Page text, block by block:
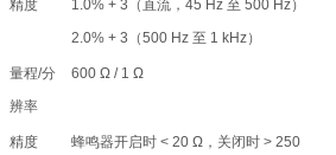
精度
1.0% + 3（直流，45 Hz 至 500 Hz）
2.0% + 3（500 Hz 至 1 kHz）
量程/分
辨率
600 Ω / 1 Ω
精度
蜂鸣器开启时 < 20 Ω，关闭时 > 250